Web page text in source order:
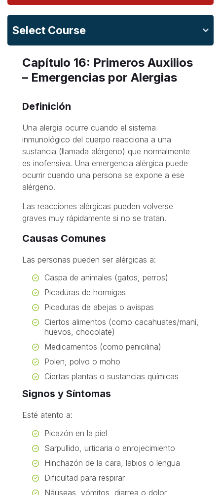
Select Course
Capítulo 16: Primeros Auxilios
– Emergencias por Alergias
Definición
Una alergia ocurre cuando el sistema
inmunológico del cuerpo reacciona a una
sustancia (llamada alérgeno) que normalmente
es inofensiva. Una emergencia alérgica puede
ocurrir cuando una persona se expone a ese
alérgeno.
Las reacciones alérgicas pueden volverse
graves muy rápidamente si no se tratan.
Causas Comunes
Las personas pueden ser alérgicas a:
Caspa de animales (gatos, perros)
Picaduras de hormigas
Picaduras de abejas o avispas
Ciertos alimentos (como cacahuates/maní,
huevos, chocolate)
Medicamentos (como penicilina)
Polen, polvo o moho
Ciertas plantas o sustancias químicas
Signos y Síntomas
Esté atento a:
Picazón en la piel
Sarpullido, urticaria o enrojecimiento
Hinchazón de la cara, labios o lengua
Dificultad para respirar
Náuseas, vómitos, diarrea o dolor